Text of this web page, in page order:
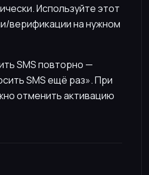
Используйте этот
верификации на нужном
SMS повторно —
SMS ещё раз». При
отменить активацию